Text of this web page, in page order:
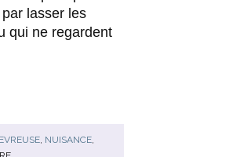
lasser les
qui ne regardent
, NUISANCE,